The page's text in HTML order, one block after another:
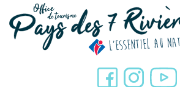
Panneau de gestion des cookies